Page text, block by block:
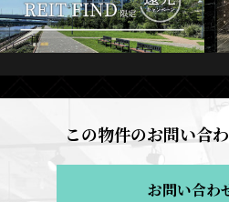
この物件のお問い合
お問い合わ